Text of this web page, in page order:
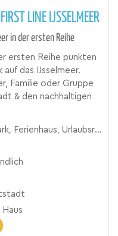
LINE IJSSELMEER
in der ersten Reihe
ersten Reihe punkten
das IJsselmeer.
Familie oder Gruppe
& den nachhaltigen
Urlaubsresort